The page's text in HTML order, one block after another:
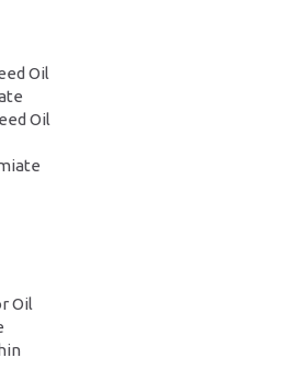
Oil
Oil
Oil